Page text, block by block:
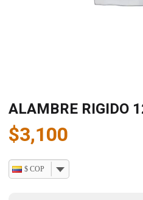
ALAMBRE RIGIDO
$3,100
$ COP